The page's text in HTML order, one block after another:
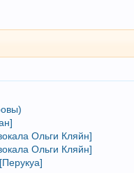
Ольги Кляйн]
Ольги Кляйн]